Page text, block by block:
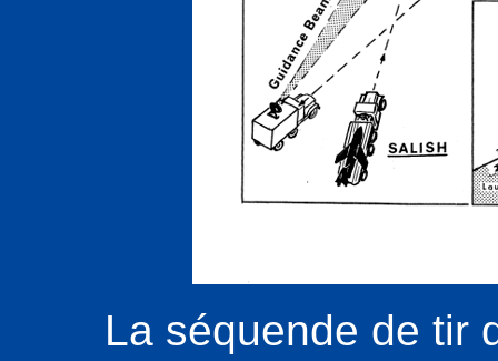
La séquende de tir